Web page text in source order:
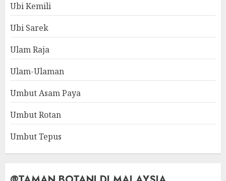
Ubi Kemili
Ubi Sarek
Ulam Raja
Ulam-Ulaman
Umbut Asam Paya
Umbut Rotan
Umbut Tepus